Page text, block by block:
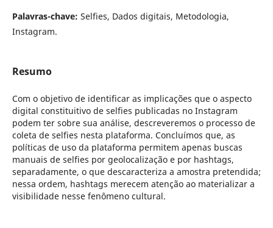
Palavras-chave: Selfies, Dados digitais, Metodologia,
Instagram.
Resumo
Com o objetivo de identificar as implicações que o aspecto
digital constituitivo de selfies publicadas no Instagram
podem ter sobre sua análise, descreveremos o processo de
coleta de selfies nesta plataforma. Concluímos que, as
políticas de uso da plataforma permitem apenas buscas
manuais de selfies por geolocalização e por hashtags,
separadamente, o que descaracteriza a amostra pretendida;
nessa ordem, hashtags merecem atenção ao materializar a
visibilidade nesse fenômeno cultural.